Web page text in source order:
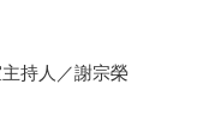
持人／謝宗榮